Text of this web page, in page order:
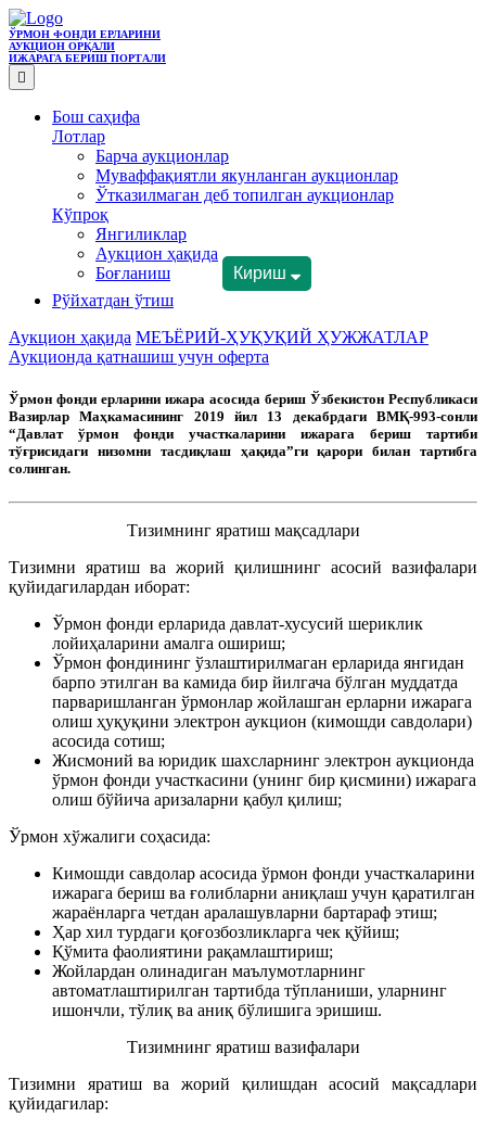
ЎРМОН ФОНДИ ЕРЛАРИНИ
АУКЦИОН ОРҚАЛИ
ИЖАРАГА БEРИШ ПОРТАЛИ
Бош саҳифа
Лотлар
Барча аукционлар
Муваффақиятли якунланган аукционлар
Ўтказилмаган деб топилган аукционлар
Кўпроқ
Янгиликлар
Аукцион ҳақида
Боғланиш
Кириш
Рўйхатдан ўтиш
Аукцион ҳақида МЕЪЁРИЙ-ҲУҚУҚИЙ ҲУЖЖАТЛАР
Аукционда қатнашиш учун оферта
Ўрмон фонди ерларини ижара асосида бериш Ўзбекистон Республикаси
Вазирлар Маҳкамасининг 2019 йил 13 декабрдаги ВМҚ-993-сонли
“Давлат ўрмон фонди участкаларини ижарага бериш тартиби
тўғрисидаги низомни тасдиқлаш ҳақида”ги қарори билан тартибга
солинган.
Тизимнинг яратиш мақсадлари
Тизимни яратиш ва жорий қилишнинг асосий вазифалари
қуйидагилардан иборат:
Ўрмон фонди ерларида давлат-хусусий шериклик
лойиҳаларини амалга ошириш;
Ўрмон фондининг ўзлаштирилмаган ерларида янгидан
барпо этилган ва камида бир йилгача бўлган муддатда
парваришланган ўрмонлар жойлашган ерларни ижарага
олиш ҳуқуқини электрон аукцион (кимошди савдолари)
асосида сотиш;
Жисмоний ва юридик шахсларнинг электрон аукционда
ўрмон фонди участкасини (унинг бир қисмини) ижарага
олиш бўйича аризаларни қабул қилиш;
Ўрмон хўжалиги соҳасида:
Кимошди савдолар асосида ўрмон фонди участкаларини
ижарага бериш ва ғолибларни аниқлаш учун қаратилган
жараёнларга четдан аралашувларни бартараф этиш;
Ҳар хил турдаги қоғозбозликларга чек қўйиш;
Қўмита фаолиятини рақамлаштириш;
Жойлардан олинадиган маълумотларнинг
автоматлаштирилган тартибда тўпланиши, уларнинг
ишончли, тўлиқ ва аниқ бўлишига эришиш.
Тизимнинг яратиш вазифалари
Тизимни яратиш ва жорий қилишдан асосий мақсадлари
қуйидагилар: